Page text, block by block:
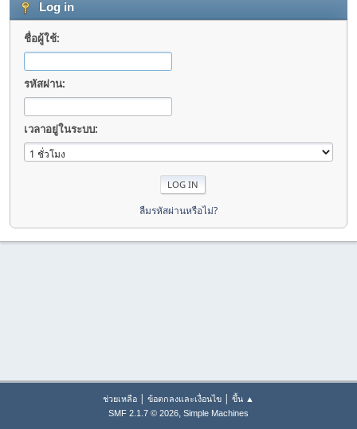
Log in
ชื่อผู้ใช้:
รหัสผ่าน:
เวลาอยู่ในระบบ:
ลืมรหัสผ่านหรือไม่?
ช่วยเหลือ | ข้อตกลงและเงื่อนไข | ขึ้น ▲
SMF 2.1.7 © 2026, Simple Machines